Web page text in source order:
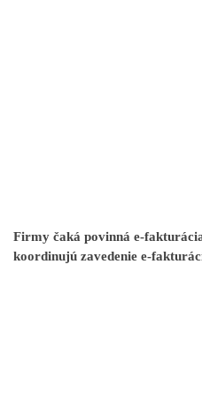
Firmy čaká povinná e-
koordinujú zavedenie e-